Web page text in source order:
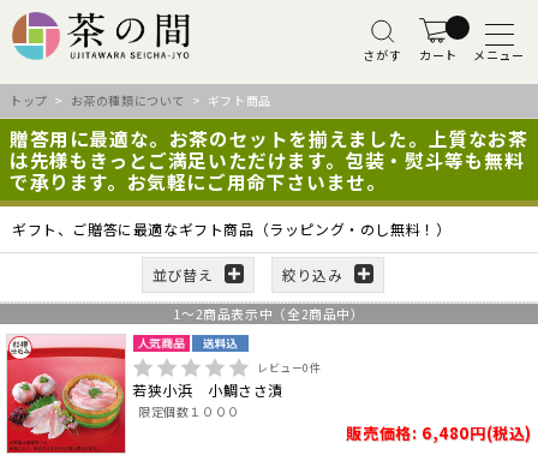
さがす カート メニュー
トップ > お茶の種類について > ギフト商品
贈答用に最適な。お茶のセットを揃えました。上質なお茶
は先様もきっとご満足いただけます。包装・熨斗等も無料
で承ります。お気軽にご用命下さいませ。
ギフト、ご贈答に最適なギフト商品（ラッピング・のし無料！）
並び替え 絞り込み
1 ～2商品表示中（全2商品中）
レビュー0件
若狭小浜 小鯛ささ漬
限定個数１０００
販売価格: 6,480円(税込)